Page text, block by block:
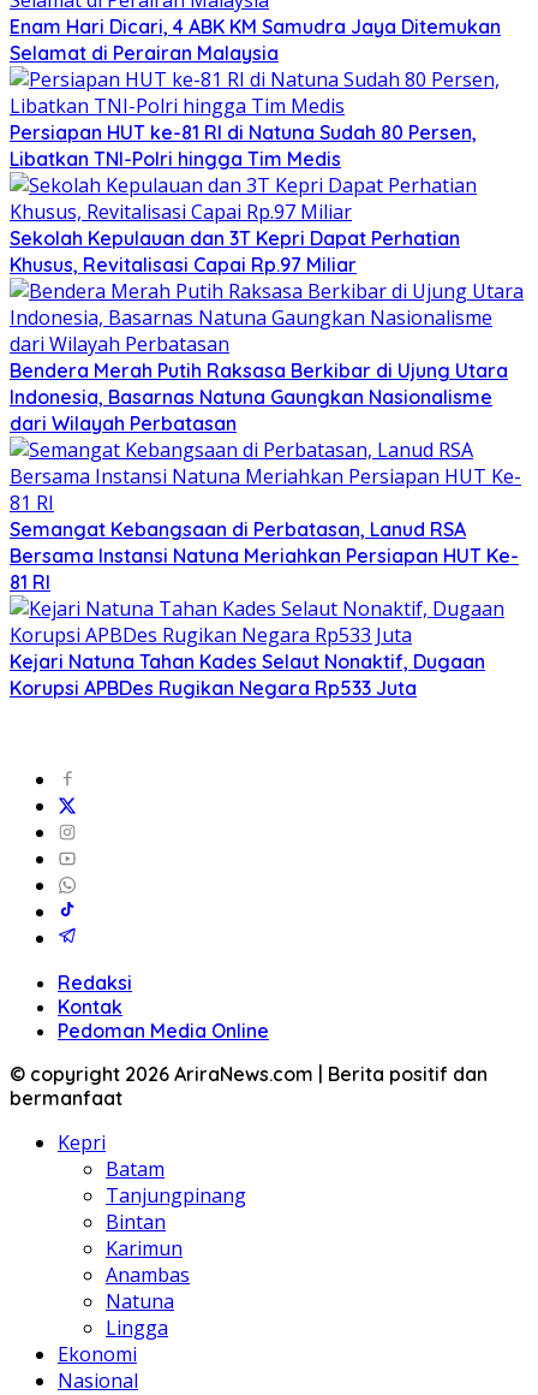
Enam Hari Dicari, 4 ABK KM Samudra Jaya Ditemukan
Selamat di Perairan Malaysia
Persiapan HUT ke-81 RI di Natuna Sudah 80 Persen,
Libatkan TNI-Polri hingga Tim Medis
Sekolah Kepulauan dan 3T Kepri Dapat Perhatian
Khusus, Revitalisasi Capai Rp.97 Miliar
Bendera Merah Putih Raksasa Berkibar di Ujung Utara
Indonesia, Basarnas Natuna Gaungkan Nasionalisme
dari Wilayah Perbatasan
Semangat Kebangsaan di Perbatasan, Lanud RSA
Bersama Instansi Natuna Meriahkan Persiapan HUT Ke-
81 RI
Kejari Natuna Tahan Kades Selaut Nonaktif, Dugaan
Korupsi APBDes Rugikan Negara Rp533 Juta
Redaksi
Kontak
Pedoman Media Online
© copyright 2026 AriraNews.com | Berita positif dan
bermanfaat
Kepri
Batam
Tanjungpinang
Bintan
Karimun
Anambas
Natuna
Lingga
Ekonomi
Nasional